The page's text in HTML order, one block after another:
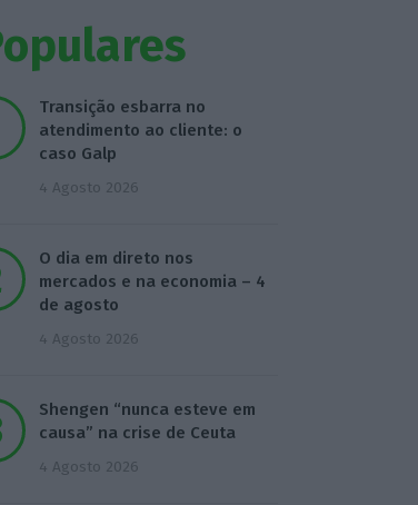
Transição esbarra no
atendimento ao cliente: o
caso Galp
4 Agosto 2026
O dia em direto nos
mercados e na economia – 4
de agosto
4 Agosto 2026
Shengen “nunca esteve em
causa” na crise de Ceuta
4 Agosto 2026